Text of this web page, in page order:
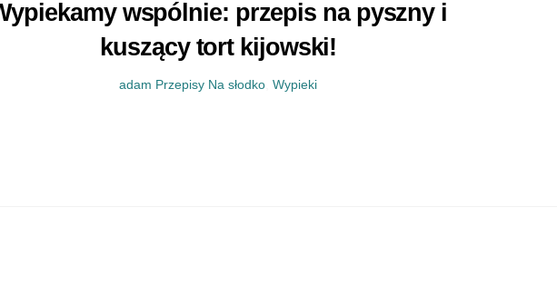
wspólnie: przepis na pyszny i
kuszący tort kijowski!
adam Przepisy Na słodko ,Wypieki